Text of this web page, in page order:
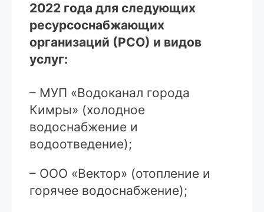
2022 года для следующих
ресурсоснабжающих
организаций (РСО) и видов
услуг:
– МУП «Водоканал города
Кимры» (холодное
водоснабжение и
водоотведение);
– ООО «Вектор» (отопление и
горячее водоснабжение);